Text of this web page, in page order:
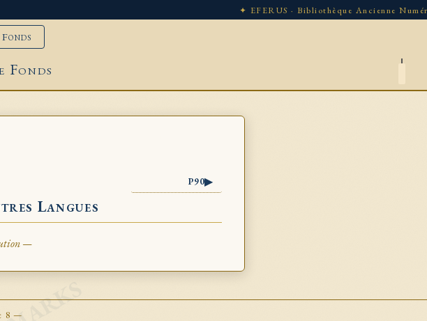
✦ EFERUS · Bibliothèque Ancienne
Fonds
P90▶
Langues
—
8 —